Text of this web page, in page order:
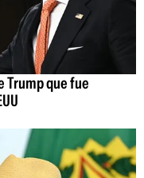
Trump que fue